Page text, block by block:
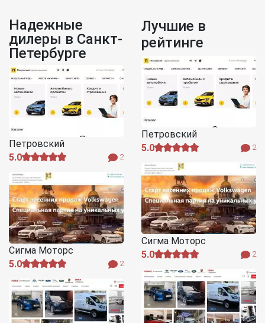
Надежные
дилеры в Санкт-
Петербурге
Петровский
5.0
2
Сигма Моторс
5.0
2
Лучшие в
рейтинге
Петровский
5.0
2
Сигма Моторс
5.0
2